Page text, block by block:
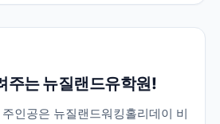
고싶다하길래 브레이크에듀를 알
주는 뉴질랜드유학원!
인공은 뉴질랜드워킹홀리데이 비